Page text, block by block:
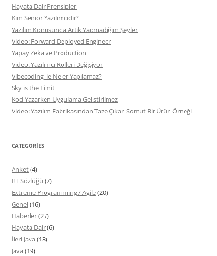
Hayata Dair Prensipler:
Kim Senior Yazılımcıdır?
Yazılım Konusunda Artık Yapmadığım Şeyler
Video: Forward Deployed Engineer
Yapay Zeka ve Production
Video: Yazılımcı Rolleri Değişiyor
Vibecoding ile Neler Yapılamaz?
Sky is the Limit
Kod Yazarken Uygulama Gelistirilmez
Video: Yazılım Fabrikasından Taze Çıkan Somut Bir Ürün Örneği
CATEGORIES
Anket(4)
BT Sözlüğü (7)
Extreme Programming / Agile(20)
Genel(16)
Haberler(27)
Hayata Dair(6)
İleri Java (13)
Java (19)